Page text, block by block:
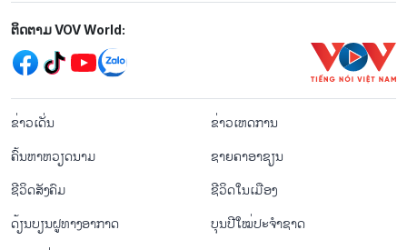
Mạng xã hội
ຕິດຕາມ VOV World:
menu footer tiếng Lào
ຂ່າວເດັ່ນ
ຂ່າວເຫດການ
ຄົ້ນຫາຫວຽດນາມ
ຊາຍຄາອາຊຽນ
ຊີ​ວິດ​ສັງ​ຄົມ
ຊີ​ວິດ​ໃນ​ເມືອງ
ດ້ຽນບຽນ​ຝູທາງ​ອາກາດ
ບຸນປີໃໝ່ປະຈຳຊາດ